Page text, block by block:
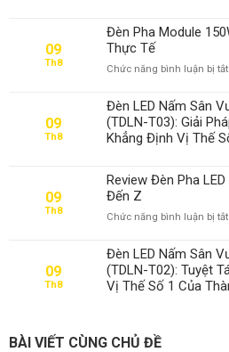
09
Th8
Đèn Pha Module
Thực Tế
Chức năng bình luận bị tắtở
09
Th8
Đèn LED Nấm Sân
(TDLN-T03): Giải
Khẳng Định Vị Thế
09
Th8
Review Đèn Pha
Đến Z
Chức năng bình luận bị tắtở
09
Th8
Đèn LED Nấm Sân
(TDLN-T02): Tuyệt
Vị Thế Số 1 Của
BÀI VIẾT CÙNG CHỦ ĐỀ